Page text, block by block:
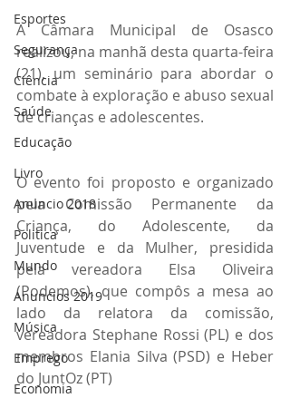
Esportes
Segurança
Ciência
Saúde
Educação
Livro
Anuncio 2018
Politica
Mundo
Anuncios 2019
Música
Emprego
Economia
A Câmara Municipal de Osasco
realizou, na manhã desta quarta-feira
(21), um seminário para abordar o
combate à exploração e abuso sexual
de crianças e adolescentes.
O evento foi proposto e organizado
pela Comissão Permanente da
Criança, do Adolescente, da
Juventude e da Mulher, presidida
pela vereadora Elsa Oliveira
(Podemos), que compôs a mesa ao
lado da relatora da comissão,
vereadora Stephane Rossi (PL) e dos
membros Elania Silva (PSD) e Heber
do JuntOz (PT)